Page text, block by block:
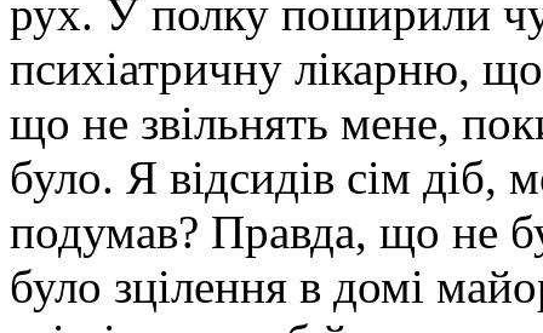
рух. У полку поширили
психіатричну лікарню,
що не звільнять мене,
було. Я відсидів сім
подумав? Правда, що не
було зцілення в домі